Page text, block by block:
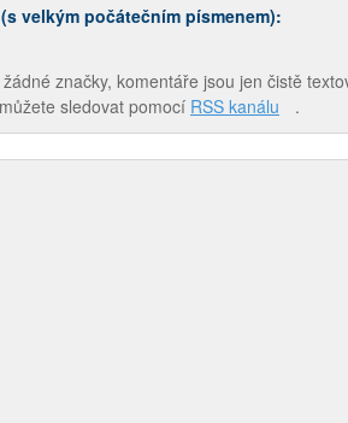
velkým počátečním písmenem):
značky, komentáře jsou jen čistě
sledovat pomocí RSS kanálu .